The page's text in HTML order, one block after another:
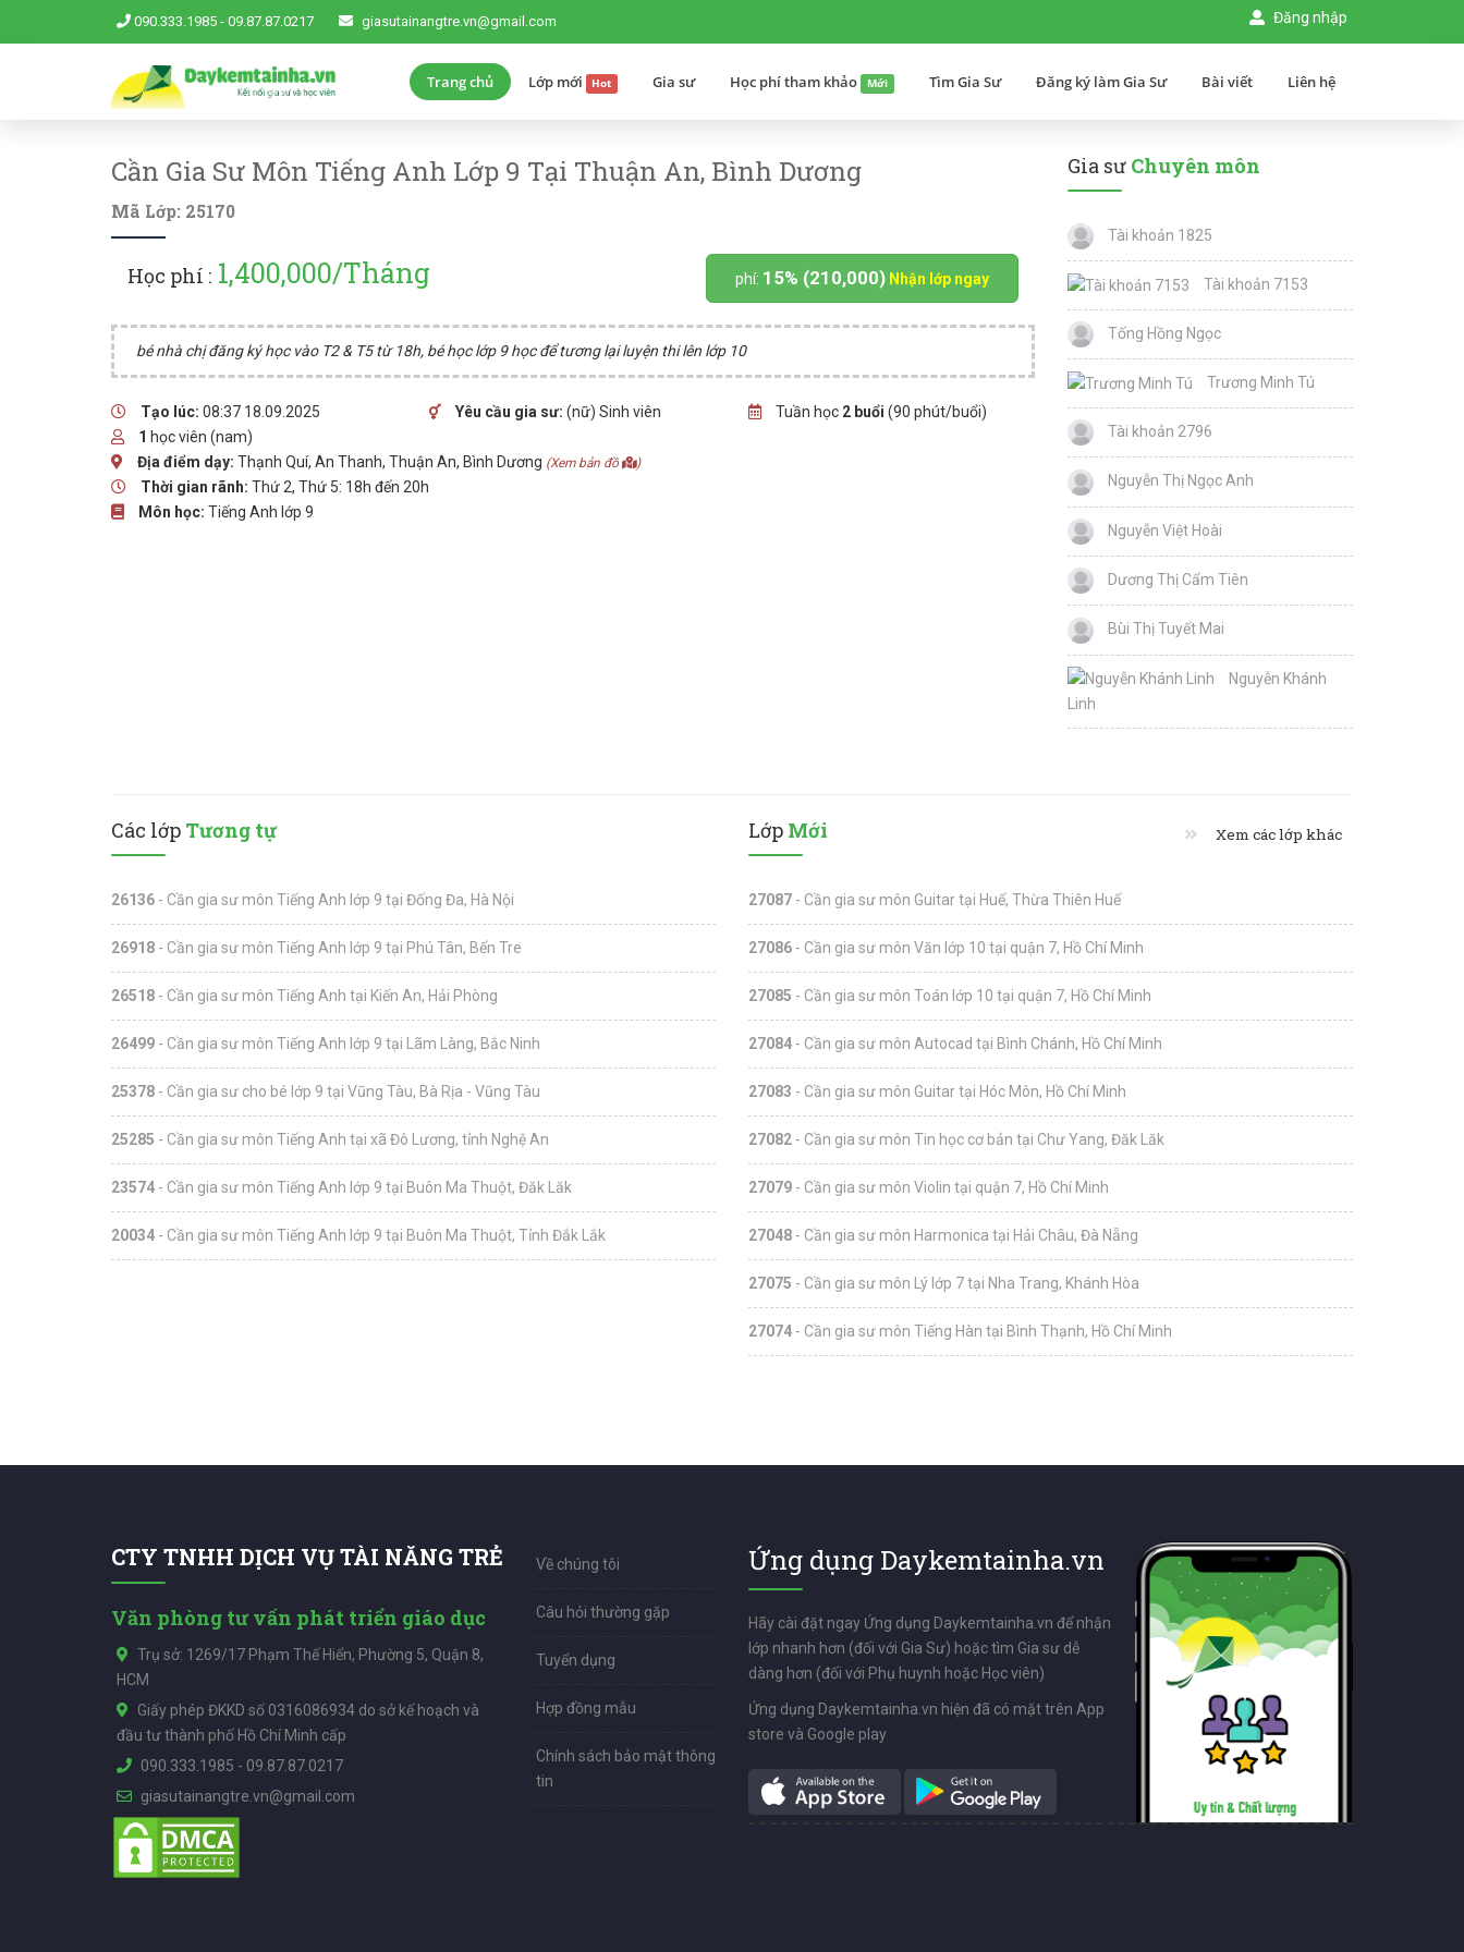
090.333.1985 - 09.87.87.0217 giasutainangtre.vn@gmail.com Đăng nhập
Trang chủ Lớp mới Hot Gia sư Học phí tham khảo Mới Tìm Gia Sư Đăng ký làm Gia Sư Bài viết Liên hệ
Cần Gia Sư Môn Tiếng Anh Lớp 9 Tại Thuận An, Bình Dương
Mã Lớp: 25170
Học phí : 1,400,000/Tháng phí: 15% (210,000) Nhận lớp ngay
bé nhà chị đăng ký học vào T2 & T5 từ 18h, bé học lớp 9 học để tương lại luyện thi lên lớp 10
Tạo lúc: 08:37 18.09.2025 Yêu cầu gia sư: (nữ) Sinh viên Tuần học 2 buổi (90 phút/buổi)
1 học viên (nam)
Địa điểm dạy: Thạnh Quí, An Thanh, Thuận An, Bình Dương (Xem bản đồ )
Thời gian rãnh: Thứ 2, Thứ 5: 18h đến 20h
Môn học: Tiếng Anh lớp 9
Gia sư Chuyên môn
Tài khoản 1825
Tài khoản 7153
Tống Hồng Ngọc
Trương Minh Tú
Tài khoản 2796
Nguyễn Thị Ngọc Anh
Nguyễn Việt Hoài
Dương Thị Cẩm Tiên
Bùi Thị Tuyết Mai
Nguyễn Khánh
Linh
Các lớp Tương tự
26136 - Cần gia sư môn Tiếng Anh lớp 9 tại Đống Đa, Hà Nội
26918 - Cần gia sư môn Tiếng Anh lớp 9 tại Phú Tân, Bến Tre
26518 - Cần gia sư môn Tiếng Anh tại Kiến An, Hải Phòng
26499 - Cần gia sư môn Tiếng Anh lớp 9 tại Lãm Làng, Bắc Ninh
25378 - Cần gia sư cho bé lớp 9 tại Vũng Tàu, Bà Rịa - Vũng Tàu
25285 - Cần gia sư môn Tiếng Anh tại xã Đô Lương, tỉnh Nghệ An
23574 - Cần gia sư môn Tiếng Anh lớp 9 tại Buôn Ma Thuột, Đăk Lăk
20034 - Cần gia sư môn Tiếng Anh lớp 9 tại Buôn Ma Thuột, Tỉnh Đắk Lắk
Lớp Mới Xem các lớp khác
27087 - Cần gia sư môn Guitar tại Huế, Thừa Thiên Huế
27086 - Cần gia sư môn Văn lớp 10 tại quận 7, Hồ Chí Minh
27085 - Cần gia sư môn Toán lớp 10 tại quận 7, Hồ Chí Minh
27084 - Cần gia sư môn Autocad tại Bình Chánh, Hồ Chí Minh
27083 - Cần gia sư môn Guitar tại Hóc Môn, Hồ Chí Minh
27082 - Cần gia sư môn Tin học cơ bản tại Chư Yang, Đăk Lăk
27079 - Cần gia sư môn Violin tại quận 7, Hồ Chí Minh
27048 - Cần gia sư môn Harmonica tại Hải Châu, Đà Nẵng
27075 - Cần gia sư môn Lý lớp 7 tại Nha Trang, Khánh Hòa
27074 - Cần gia sư môn Tiếng Hàn tại Bình Thạnh, Hồ Chí Minh
CTY TNHH DỊCH VỤ TÀI NĂNG TRẺ
Văn phòng tư vấn phát triển giáo dục
Trụ sở: 1269/17 Phạm Thế Hiển, Phường 5, Quận 8,
HCM
Giấy phép ĐKKD số 0316086934 do sở kế hoạch và
đầu tư thành phố Hồ Chí Minh cấp
090.333.1985 - 09.87.87.0217
giasutainangtre.vn@gmail.com
Về chúng tôi
Câu hỏi thường gặp
Tuyển dụng
Hợp đồng mẫu
Chính sách bảo mật thông
tin
Ứng dụng Daykemtainha.vn
Hãy cài đặt ngay Ứng dụng Daykemtainha.vn để nhận
lớp nhanh hơn (đối với Gia Sư) hoặc tìm Gia sư dễ
dàng hơn (đối với Phụ huynh hoặc Học viên)
Ứng dụng Daykemtainha.vn hiện đã có mặt trên App
store và Google play